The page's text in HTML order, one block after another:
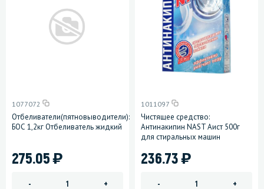
1077072
Отбеливатели(пятновыводители):
БОС 1,2кг Отбеливатель жидкий
275.05)
- +
1011097
Чистящее средство:
Антинакипин NAST Аист 500г
для стиральных машин
236.73)
- +